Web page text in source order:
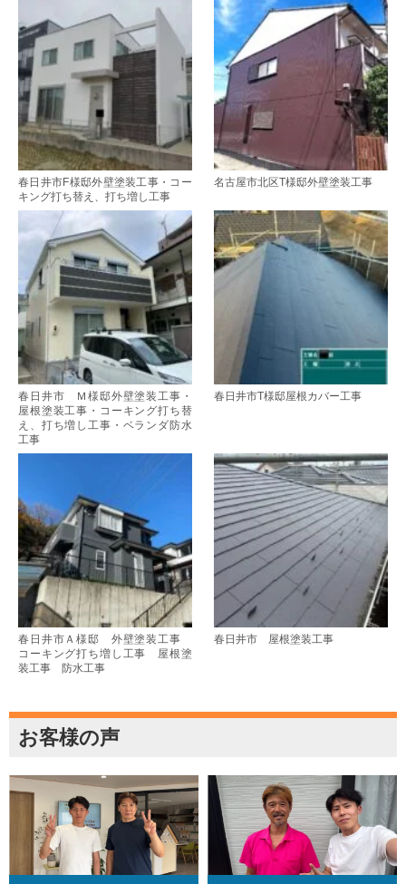
春日井市F様邸外壁塗装工事・コー
キング打ち替え、打ち増し工事
名古屋市北区T様邸外壁塗装工事
春日井市 Ｍ様邸外壁塗装工事・
屋根塗装工事・コーキング打ち替
え、打ち増し工事・ベランダ防水
工事
春日井市T様邸屋根カバー工事
春日井市Ａ様邸 外壁塗装工事
コーキング打ち増し工事 屋根塗
装工事 防水工事
春日井市 屋根塗装工事
お客様の声